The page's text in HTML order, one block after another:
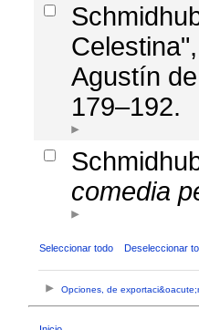
Agustín
179–192.
comedia
Seleccionar todo Deseleccionar
Opciones, de